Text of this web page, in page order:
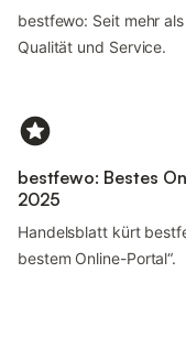
bestfewo: Seit mehr
Qualität und Service.
bestfewo: Bestes
2025
Handelsblatt kürt
bestem Online-Portal“.